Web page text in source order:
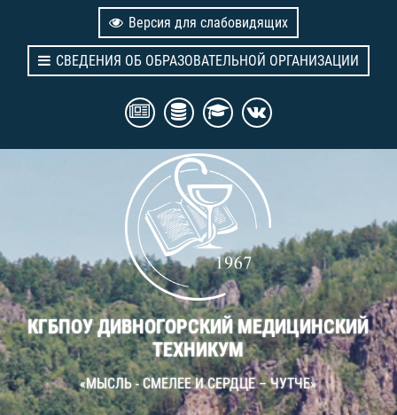
Версия для слабовидящих
СВЕДЕНИЯ ОБ ОБРАЗОВАТЕЛЬНОЙ ОРГАНИЗАЦИИ
КГБПОУ ДИВНОГОРСКИЙ МЕДИЦИНСКИЙ
ТЕХНИКУМ
«МЫСЛЬ - СМЕЛЕЕ И СЕРДЦЕ – ЧУТЧЕ»